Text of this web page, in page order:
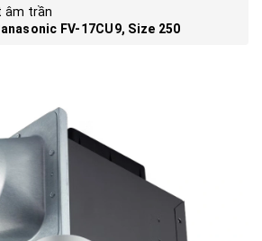
âm trần
FV-17CU9, Size 250